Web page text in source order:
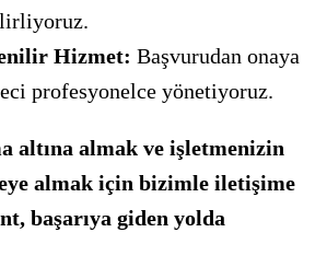
Hizmet: Başvurudan onaya
profesyonelce yönetiyoruz.
altına almak ve işletmenizin
almak için bizimle iletişime
başarıya giden yolda